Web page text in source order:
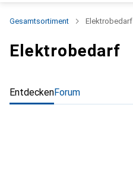
Gesamtsortiment Elektrobedarf
Elektrobedarf
EntdeckenForum